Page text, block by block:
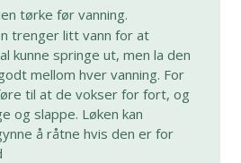
tørke før vanning.
trenger litt vann for at
kunne springe ut, men la den
mellom hver vanning. For
til at de vokser for fort, og
og slappe. Løken kan
å råtne hvis den er for